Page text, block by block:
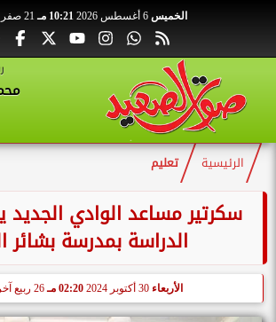
الخميس 10:21 مـ 21 صفر 1448
الرئيسية تعليم
سكرتير مساعد الوادي الجديد
الدراسة بمدرسة بشائر
الأربعاء 30 أكتوبر 2024 02:20 مـ 26 ربيع آخر 1446